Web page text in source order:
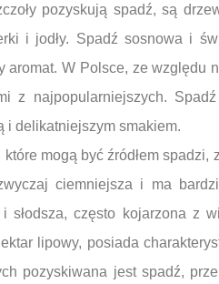
pozyskują spadź, są
i jodły. Spadź sosnowa i
aromat. W Polsce, ze względu
z najpopularniejszych.
i delikatniejszym smakiem.
mogą być źródłem
ciemniejsza i ma
słodsza, często kojarzona z
lipowy, posiada
pozyskiwana jest spadź,